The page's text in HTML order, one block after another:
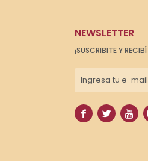
NEWSLETTER
¡SUSCRIBITE Y
  